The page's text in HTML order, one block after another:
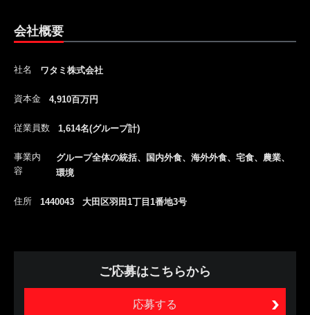
会社概要
社名 ワタミ株式会社
資本金 4,910百万円
従業員数 1,614名(グループ計)
事業内
容
グループ全体の統括、国内外食、海外外食、宅食、農業、
環境
住所 1440043 大田区羽田1丁目1番地3号
ご応募はこちらから
応募する